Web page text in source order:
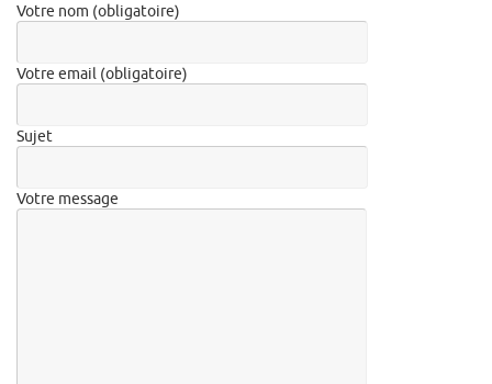
Votre nom (obligatoire)
Votre email (obligatoire)
Sujet
Votre message